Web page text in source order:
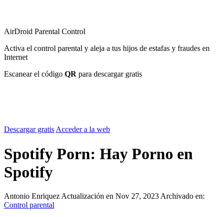
AirDroid Parental Control
Activa el control parental y aleja a tus hijos de estafas y fraudes en
Internet
Escanear el código QR para descargar gratis
Descargar gratisAcceder a la web
Spotify Porn: Hay Porno en
Spotify
Antonio Enriquez Actualización en Nov 27, 2023 Archivado en:
Control parental